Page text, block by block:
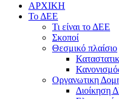
ΑΡΧΙΚΗ
Το ΔΕΕ
Τι είναι το ΔΕΕ
Σκοποί
Θεσμικό πλαίσιο
Οργανωτικη
Διοίκηση